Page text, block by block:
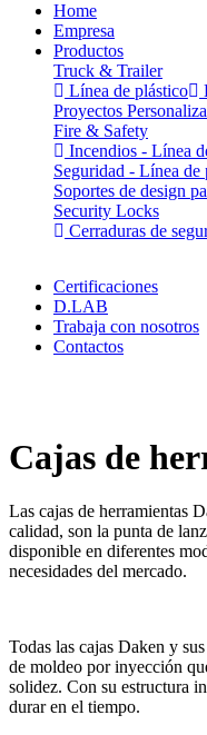
Home
Empresa
Productos
Truck & Trailer
Línea de plástico
Proyectos
Fire & Safety
Incendios - Línea
Seguridad - Línea de
Soportes de design
Security Locks
Cerraduras de
Certificaciones
D.LAB
Trabaja con nosotros
Contactos
Cajas de